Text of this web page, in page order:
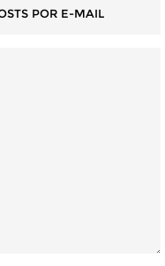
POR E-MAIL